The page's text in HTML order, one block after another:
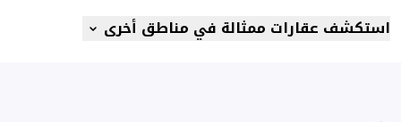
استكشف عقارات ممثالة في مناطق أخرى